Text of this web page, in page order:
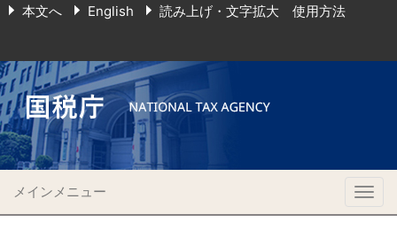
本文へ English 読み上げ・文字拡大 使用方法
メインメニュー